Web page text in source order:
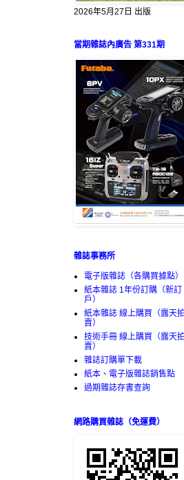
2026年5月27日 出版
當期雜誌內廣告 第331期
雜誌事務所
電子版雜誌（各購買據點）
紙本雜誌 1年份訂購（新訂
戶）
紙本雜誌 線上購買（露天拍
賣）
技術手冊 線上購買（露天拍
賣）
雜誌訂購單下載
紙本、電子版雜誌銷售點
過期雜誌存書查詢
網路購買雜誌（免運費）